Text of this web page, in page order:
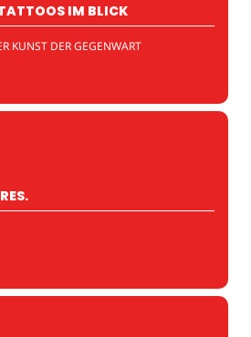
IM BLICK
KUNST DER GEGENWART